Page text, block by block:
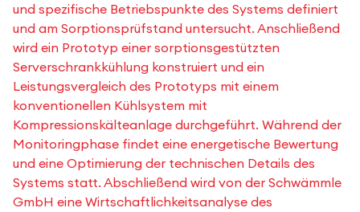
und spezifische Betriebspunkte des Systems definiert
und am Sorptionsprüfstand untersucht. Anschließend
wird ein Prototyp einer sorptionsgestützten
Serverschrankkühlung konstruiert und ein
Leistungsvergleich des Prototyps mit einem
konventionellen Kühlsystem mit
Kompressionskälteanlage durchgeführt. Während der
Monitoringphase findet eine energetische Bewertung
und eine Optimierung der technischen Details des
Systems statt. Abschließend wird von der Schwämmle
GmbH eine Wirtschaftlichkeitsanalyse des